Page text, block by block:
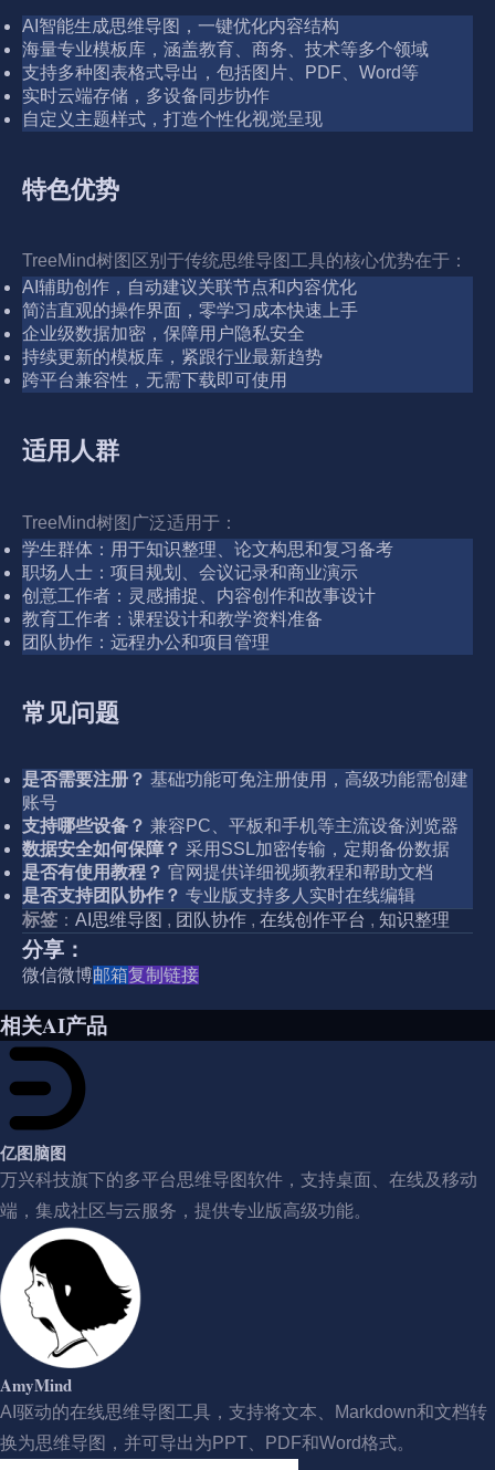
AI智能生成思维导图，一键优化内容结构
海量专业模板库，涵盖教育、商务、技术等多个领域
支持多种图表格式导出，包括图片、PDF、Word等
实时云端存储，多设备同步协作
自定义主题样式，打造个性化视觉呈现
特色优势
TreeMind树图区别于传统思维导图工具的核心优势在于：
AI辅助创作，自动建议关联节点和内容优化
简洁直观的操作界面，零学习成本快速上手
企业级数据加密，保障用户隐私安全
持续更新的模板库，紧跟行业最新趋势
跨平台兼容性，无需下载即可使用
适用人群
TreeMind树图广泛适用于：
学生群体：用于知识整理、论文构思和复习备考
职场人士：项目规划、会议记录和商业演示
创意工作者：灵感捕捉、内容创作和故事设计
教育工作者：课程设计和教学资料准备
团队协作：远程办公和项目管理
常见问题
是否需要注册？ 基础功能可免注册使用，高级功能需创建
账号
支持哪些设备？ 兼容PC、平板和手机等主流设备浏览器
数据安全如何保障？ 采用SSL加密传输，定期备份数据
是否有使用教程？ 官网提供详细视频教程和帮助文档
是否支持团队协作？ 专业版支持多人实时在线编辑
标签 ： AI思维导图 , 团队协作 , 在线创作平台 , 知识整理
分享：
微信微博邮箱复制链接
相关AI产品
亿图脑图
万兴科技旗下的多平台思维导图软件，支持桌面、在线及移动
端，集成社区与云服务，提供专业版高级功能。
AmyMind
AI驱动的在线思维导图工具，支持将文本、Markdown和文档转
换为思维导图，并可导出为PPT、PDF和Word格式。